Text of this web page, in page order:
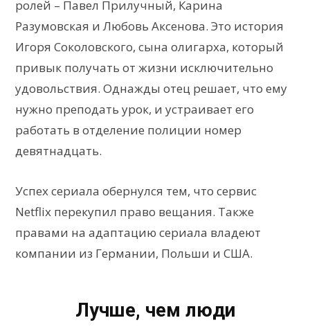
ролей – Павел Прилучный, Карина
Разумовская и Любовь Аксенова. Это история
Игоря Соколовского, сына олигарха, который
привык получать от жизни исключительно
удовольствия. Однажды отец решает, что ему
нужно преподать урок, и устраивает его
работать в отделение полиции номер
девятнадцать.
Успех сериала обернулся тем, что сервис
Netflix перекупил право вещания. Также
правами на адаптацию сериала владеют
компании из Германии, Польши и США.
Лучше, чем люди